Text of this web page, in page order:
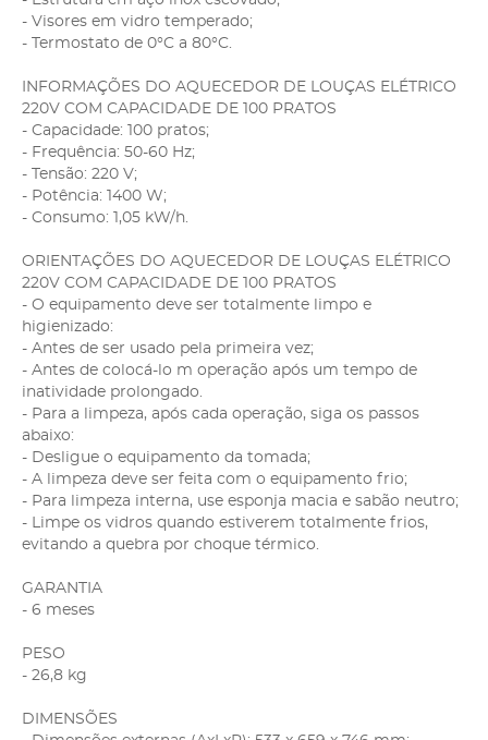
- Visores em vidro temperado;
- Termostato de 0°C a 80°C.
INFORMAÇÕES DO AQUECEDOR DE LOUÇAS ELÉTRICO
220V COM CAPACIDADE DE 100 PRATOS
- Capacidade: 100 pratos;
- Frequência: 50-60 Hz;
- Tensão: 220 V;
- Potência: 1400 W;
- Consumo: 1,05 kW/h.
ORIENTAÇÕES DO AQUECEDOR DE LOUÇAS ELÉTRICO
220V COM CAPACIDADE DE 100 PRATOS
- O equipamento deve ser totalmente limpo e
higienizado:
- Antes de ser usado pela primeira vez;
- Antes de colocá-lo m operação após um tempo de
inatividade prolongado.
- Para a limpeza, após cada operação, siga os passos
abaixo:
- Desligue o equipamento da tomada;
- A limpeza deve ser feita com o equipamento frio;
- Para limpeza interna, use esponja macia e sabão neutro;
- Limpe os vidros quando estiverem totalmente frios,
evitando a quebra por choque térmico.
GARANTIA
- 6 meses
PESO
- 26,8 kg
DIMENSÕES